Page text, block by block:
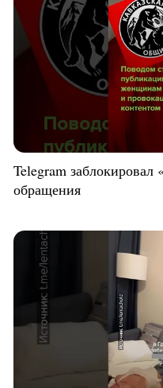
Telegram
обращения